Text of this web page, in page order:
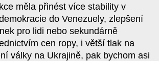
měla přinést více stability v
do Venezuely, zlepšení
pro lidi nebo sekundárně
cen ropy, i větší tlak na
války na Ukrajině, pak bychom asi